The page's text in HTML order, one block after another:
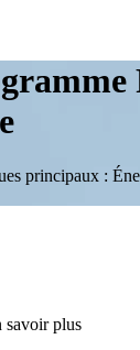
principaux :
savoir plus